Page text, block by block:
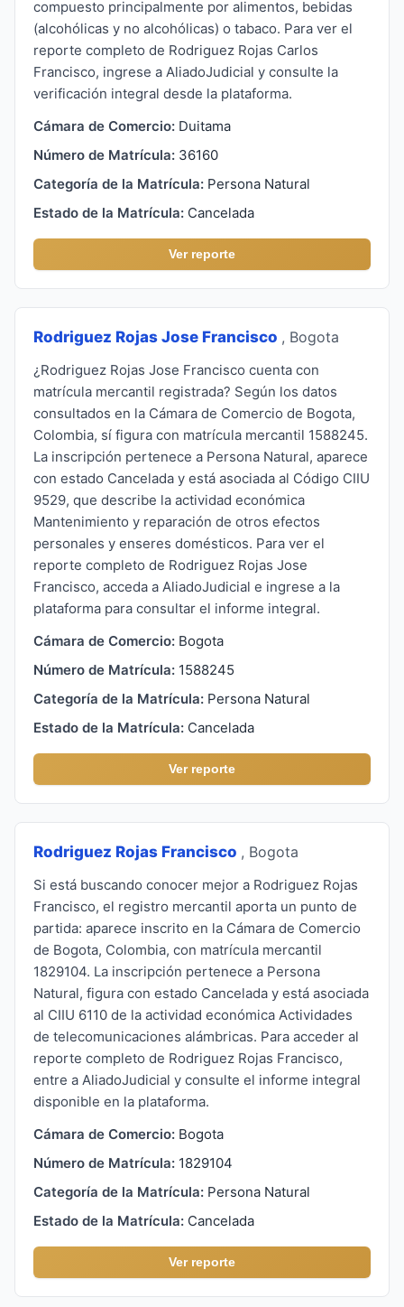
compuesto principalmente por alimentos, bebidas
(alcohólicas y no alcohólicas) o tabaco. Para ver el
reporte completo de Rodriguez Rojas Carlos
Francisco, ingrese a AliadoJudicial y consulte la
verificación integral desde la plataforma.
Cámara de Comercio: Duitama
Número de Matrícula: 36160
Categoría de la Matrícula: Persona Natural
Estado de la Matrícula: Cancelada
Ver reporte
Rodriguez Rojas Jose Francisco , Bogota
¿Rodriguez Rojas Jose Francisco cuenta con
matrícula mercantil registrada? Según los datos
consultados en la Cámara de Comercio de Bogota,
Colombia, sí figura con matrícula mercantil 1588245.
La inscripción pertenece a Persona Natural, aparece
con estado Cancelada y está asociada al Código CIIU
9529, que describe la actividad económica
Mantenimiento y reparación de otros efectos
personales y enseres domésticos. Para ver el
reporte completo de Rodriguez Rojas Jose
Francisco, acceda a AliadoJudicial e ingrese a la
plataforma para consultar el informe integral.
Cámara de Comercio: Bogota
Número de Matrícula: 1588245
Categoría de la Matrícula: Persona Natural
Estado de la Matrícula: Cancelada
Ver reporte
Rodriguez Rojas Francisco , Bogota
Si está buscando conocer mejor a Rodriguez Rojas
Francisco, el registro mercantil aporta un punto de
partida: aparece inscrito en la Cámara de Comercio
de Bogota, Colombia, con matrícula mercantil
1829104. La inscripción pertenece a Persona
Natural, figura con estado Cancelada y está asociada
al CIIU 6110 de la actividad económica Actividades
de telecomunicaciones alámbricas. Para acceder al
reporte completo de Rodriguez Rojas Francisco,
entre a AliadoJudicial y consulte el informe integral
disponible en la plataforma.
Cámara de Comercio: Bogota
Número de Matrícula: 1829104
Categoría de la Matrícula: Persona Natural
Estado de la Matrícula: Cancelada
Ver reporte